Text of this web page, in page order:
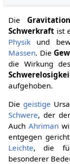
Die Gravitation
Schwerkraftist
Physikund
Massen. Die
die Wirkung
aufgehoben.
Die geistige
Schwere, der
Auch Ahriman
entgegen
Leichte, die
besonderer